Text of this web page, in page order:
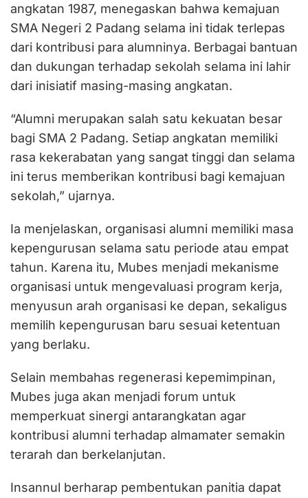
angkatan 1987, menegaskan bahwa kemajuan
SMA Negeri 2 Padang selama ini tidak terlepas
dari kontribusi para alumninya. Berbagai bantuan
dan dukungan terhadap sekolah selama ini lahir
dari inisiatif masing-masing angkatan.
“Alumni merupakan salah satu kekuatan besar
bagi SMA 2 Padang. Setiap angkatan memiliki
rasa kekerabatan yang sangat tinggi dan selama
ini terus memberikan kontribusi bagi kemajuan
sekolah,” ujarnya.
Ia menjelaskan, organisasi alumni memiliki masa
kepengurusan selama satu periode atau empat
tahun. Karena itu, Mubes menjadi mekanisme
organisasi untuk mengevaluasi program kerja,
menyusun arah organisasi ke depan, sekaligus
memilih kepengurusan baru sesuai ketentuan
yang berlaku.
Selain membahas regenerasi kepemimpinan,
Mubes juga akan menjadi forum untuk
memperkuat sinergi antarangkatan agar
kontribusi alumni terhadap almamater semakin
terarah dan berkelanjutan.
Insannul berharap pembentukan panitia dapat